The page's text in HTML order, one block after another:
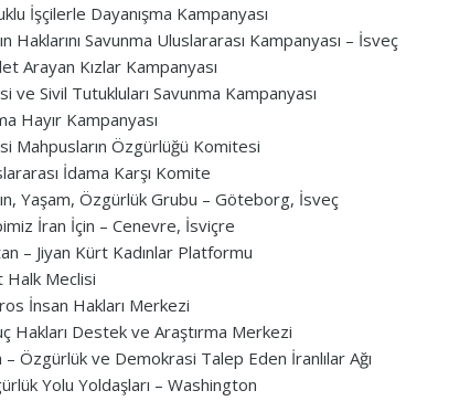
İşçilerle Dayanışma Kampanyası
Haklarını Savunma Uluslararası Kampanyası – İsveç
Arayan Kızlar Kampanyası
ve Sivil Tutukluları Savunma Kampanyası
Hayır Kampanyası
Mahpusların Özgürlüğü Komitesi
İdama Karşı Komite
Yaşam, Özgürlük Grubu – Göteborg, İsveç
İran İçin – Cenevre, İsviçre
– Jiyan Kürt Kadınlar Platformu
Halk Meclisi
İnsan Hakları Merkezi
Hakları Destek ve Araştırma Merkezi
– Özgürlük ve Demokrasi Talep Eden İranlılar Ağı
Yolu Yoldaşları – Washington